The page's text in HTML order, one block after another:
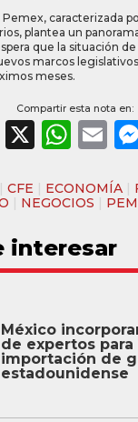
caracterizada
plantea un
que la situación
marcos
meses.
Compartir esta nota en:
X
|CFE | ECONOMÍA |
| NEGOCIOS |
interesar
México
de expertos
importación de
estadounidense